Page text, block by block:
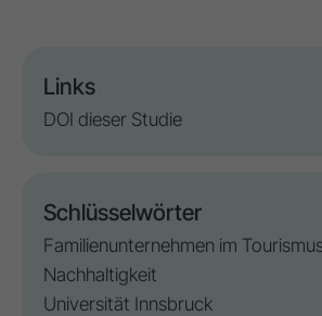
Links
DOI dieser Studie
Schlüsselwörter
Familienunternehmen im
Nachhaltigkeit
Universität Innsbruck